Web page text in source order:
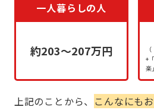
一人暮らしの人
約203～207万円
+
楽
上記のことから、 こんなにも